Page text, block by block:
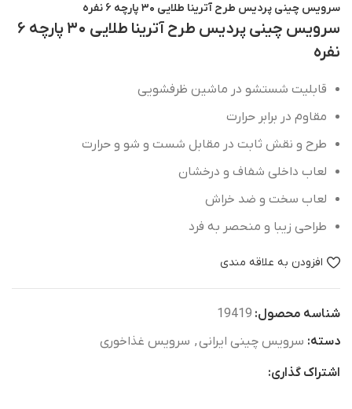
سرویس چینی پردیس طرح آترینا طلایی ۳۰ پارچه ۶ نفره
سرویس چینی پردیس طرح آترینا طلایی ۳۰ پارچه ۶
نفره
قابلیت شستشو در ماشین ظرفشویی
مقاوم در برابر حرارت
طرح و نقش ثابت در مقابل شست و شو و حرارت
لعاب داخلی شفاف و درخشان
لعاب سخت و ضد خراش
طراحی زیبا و منحصر به فرد
افزودن به علاقه مندی
شناسه محصول: 19419
دسته: سرویس چینی ایرانی, سرویس غذاخوری
اشتراک گذاری: